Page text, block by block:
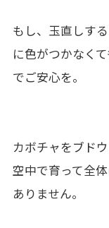
もし、玉直しす
に色がつかなく
でご安心を。
カボチャをブド
空中で育って全
ありません。